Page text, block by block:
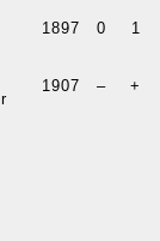
1897 0 1
1907 – +